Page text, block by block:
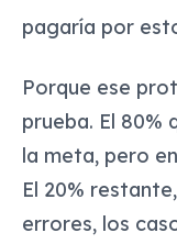
pagaría por
Porque ese
prueba. El 80%
la meta, pero
El 20%
errores, los